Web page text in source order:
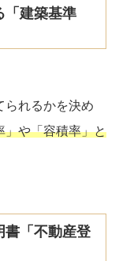
建築基準
られるかを決め
」や「容積率」と
「不動産登